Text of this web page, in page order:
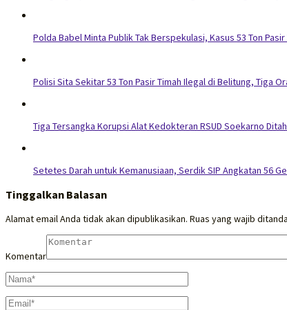
Polda Babel Minta Publik Tak Berspekulasi, Kasus 53 Ton
Polisi Sita Sekitar 53 Ton Pasir Timah Ilegal di Belitung, Tiga
Tiga Tersangka Korupsi Alat Kedokteran RSUD Soekarno
Setetes Darah untuk Kemanusiaan, Serdik SIP Angkatan 56
Tinggalkan Balasan
Alamat email Anda tidak akan dipublikasikan. Ruas yang wajib
Komentar